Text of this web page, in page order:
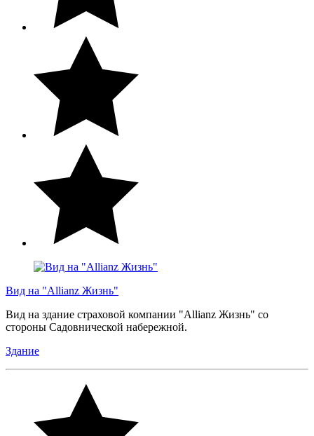
Вид на "Allianz Жизнь"
Вид на здание страховой компании "Allianz Жизнь" со
стороны Садовнической набережной.
Здание